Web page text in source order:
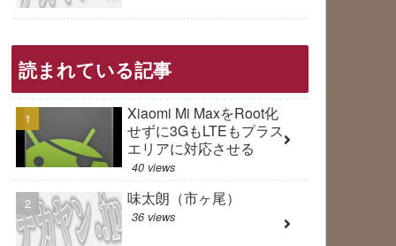
読まれている記事
Xiaomi Mi MaxをRoot化
せずに3GもLTEもプラス
エリアに対応させる
40 views
味太朗（市ヶ尾）
36 views